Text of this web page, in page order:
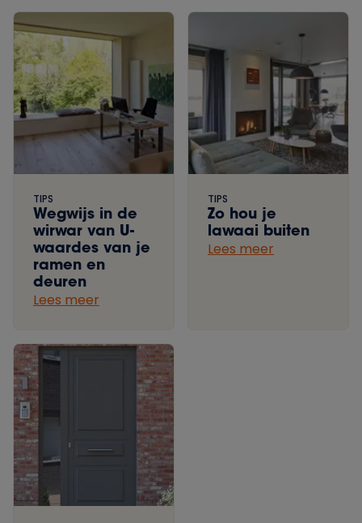
TIPS
Wegwijs in de
wirwar van U-
waardes van je
ramen en
deuren
Lees meer
TIPS
Zo hou je
lawaai buiten
Lees meer